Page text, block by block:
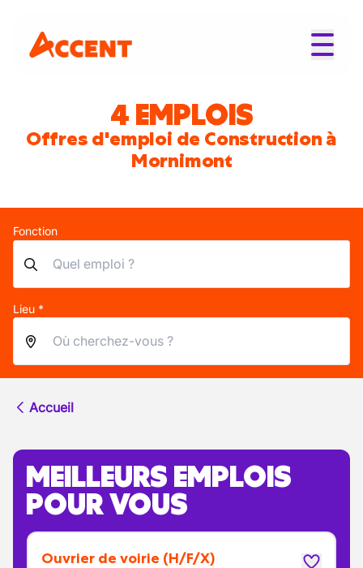
4 EMPLOIS
Offres d'emploi de Construction à
Mornimont
Fonction
Lieu *
Accueil
MEILLEURS EMPLOIS
POUR VOUS
Ouvrier de voirie (H/F/X)